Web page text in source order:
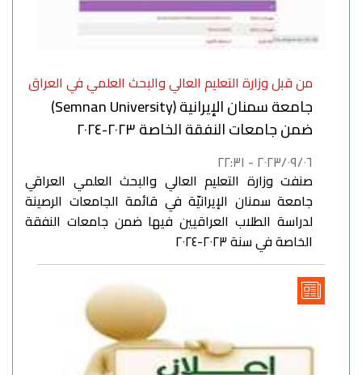
من قبل وزارة التعليم العالي والبحث العلمي في العراق
جامعة سمنان الإيرانية (Semnan University)
ضمن جامعات النفقة الخاصة ٢٠٢٣-٢٠٢٤
٢٠٢٣/٠٩/٠٦ - ٢٢:٣١
صنفت وزارة التعليم العالي والبحث العلمي العراقي
جامعة سمنان الإيرانيّة في قائمة الجامعات الرصينة
لدراسة الطلاب العراقيين فيها ضمن جامعات النفقة
الخاصة في سنة ٢٠٢٣-٢٠٢٤